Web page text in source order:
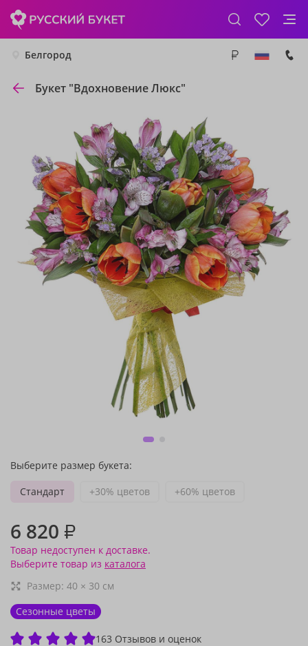
Белгород
Букет "Вдохновение Люкс"
Выберите размер букета:
Стандарт
+30% цветов +60% цветов
6 820 ₽
Товар недоступен к доставке.
Выберите товар из каталога
Размер: 40 × 30 см
Сезонные цветы
163 Отзывов и оценок